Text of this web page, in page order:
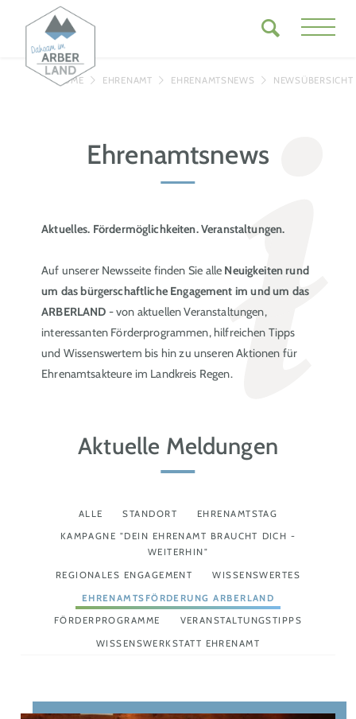
HOME EHRENAMT EHRENAMTSNEWS NEWSÜBERSICHT
Ehrenamtsnews
Aktuelles. Fördermöglichkeiten. Veranstaltungen.
Auf unserer Newsseite finden Sie alle Neuigkeiten rund
um das bürgerschaftliche Engagement im und um das
ARBERLAND - von aktuellen Veranstaltungen,
interessanten Förderprogrammen, hilfreichen Tipps
und Wissenswertem bis hin zu unseren Aktionen für
Ehrenamtsakteure im Landkreis Regen.
Aktuelle Meldungen
ALLE STANDORT EHRENAMTSTAG
KAMPAGNE "DEIN EHRENAMT BRAUCHT DICH -
WEITERHIN"
REGIONALES ENGAGEMENT WISSENSWERTES
EHRENAMTSFÖRDERUNG ARBERLAND
FÖRDERPROGRAMME VERANSTALTUNGSTIPPS
WISSENSWERKSTATT EHRENAMT